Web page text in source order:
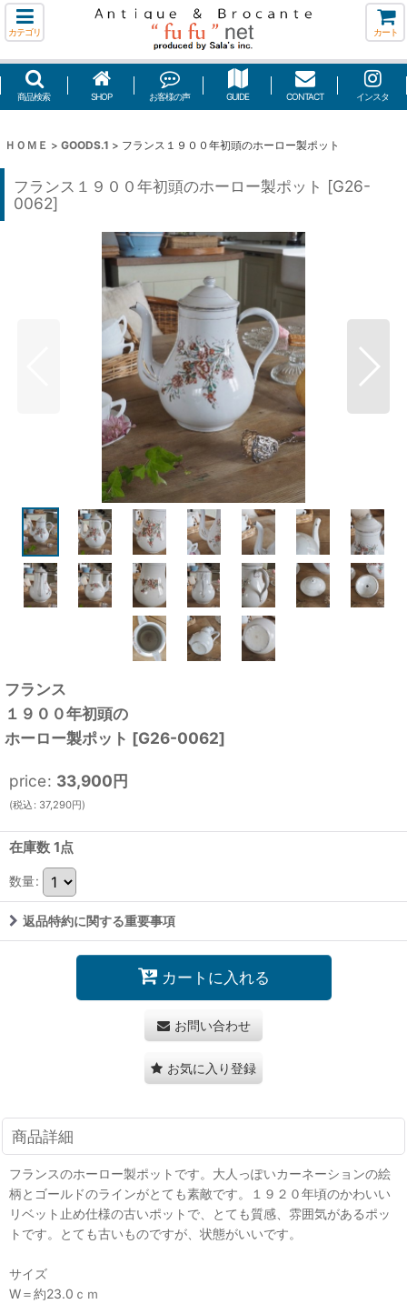
カテゴリ カート
商品検索 SHOP お客様の声 GUIDE CONTACT インスタ
ＨＯＭＥ > GOODS.1 > フランス１９００年初頭のホーロー製ポット
フランス１９００年初頭のホーロー製ポット [G26-
0062]
フランス
１９００年初頭の
ホーロー製ポット [G26-0062]
price: 33,900円
(税込 : 37,290円)
在庫数 1点
数量:
返品特約に関する重要事項
カートに入れる
お問い合わせ
お気に入り登録
商品詳細
フランスのホーロー製ポットです。大人っぽいカーネーションの絵
柄とゴールドのラインがとても素敵です。１９２０年頃のかわいい
リベット止め仕様の古いポットで、とても質感、雰囲気があるポッ
トです。とても古いものですが、状態がいいです。
サイズ
W＝約23.0ｃｍ